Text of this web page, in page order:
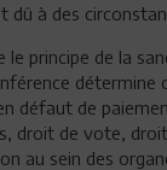
à des
le principe de la
détermine
défaut de
droit de vote,
au sein des